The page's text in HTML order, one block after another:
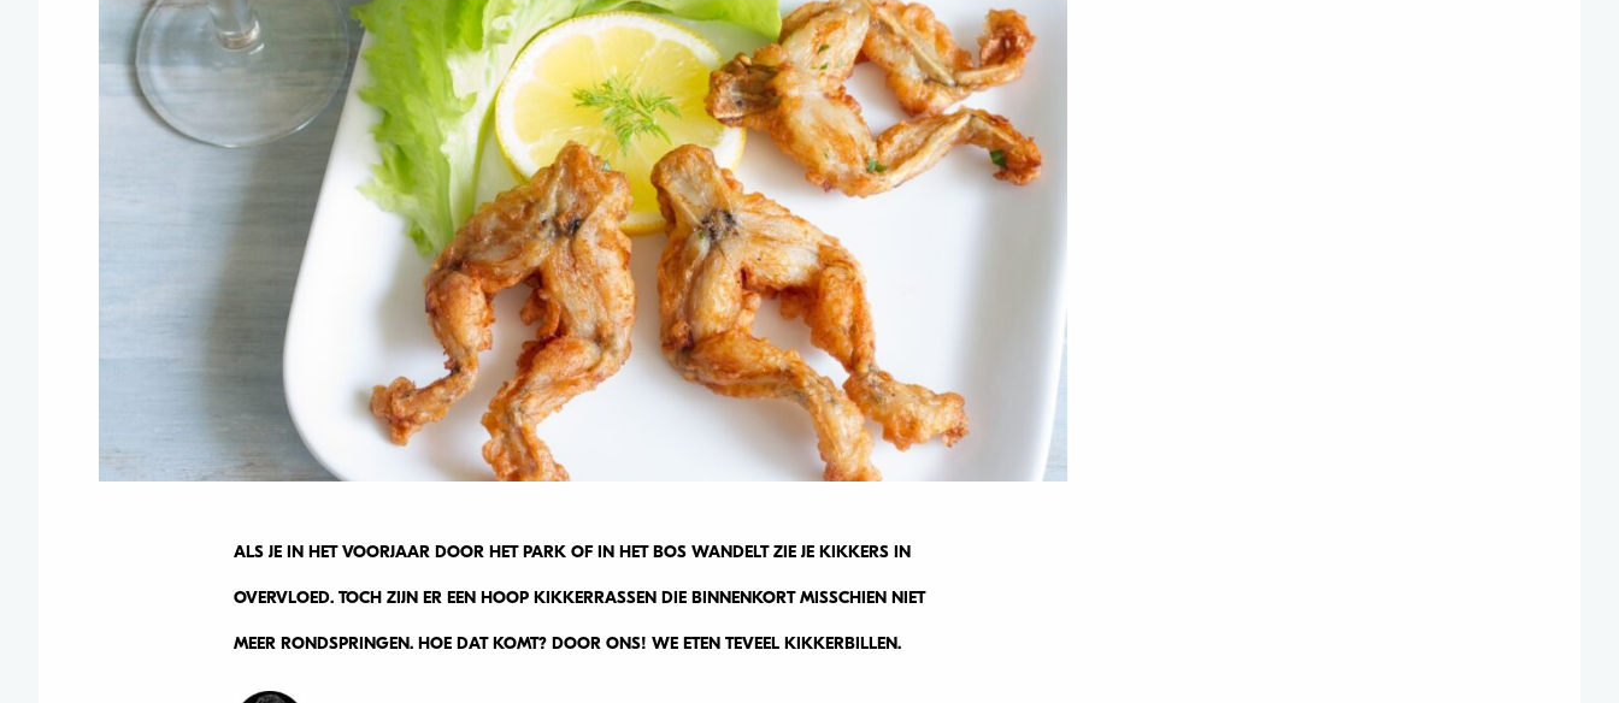
ALS JE IN HET VOORJAAR DOOR HET PARK OF IN HET BOS WANDELT ZIE JE KIKKERS IN
OVERVLOED. TOCH ZIJN ER EEN HOOP KIKKERRASSEN DIE BINNENKORT MISSCHIEN NIET
MEER RONDSPRINGEN. HOE DAT KOMT? DOOR ONS! WE ETEN TEVEEL KIKKERBILLEN.